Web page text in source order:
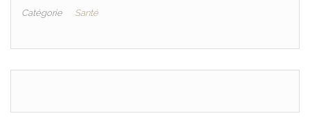
Catégorie Santé